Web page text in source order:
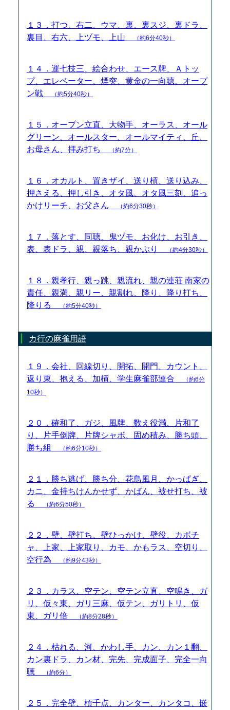
１３．打つ、右二、ウマ、裏、裏スジ、裏ドラ、
裏目、右六、上ヅモ、上山
（約6分40秒）
１４．運七技三、絵合わせ、エース牌、Ａトッ
プ、エレベーター、煙突、黄金の一向聴、オープ
ン戦
（約5分40秒）
１５．オープン立直、大物手、オーラス、オール
グリーン、オールスター、オールマイティ、丘、
お母さん、拝み打ち
（約7分）
１６．オカルト、置きザイ、送り槓、送り込み、
押さえる、押し引き、オタ風、オタ風三刻、追っ
かけリーチ、お父さん
（約6分30秒）
１７．落とす、同聴、鬼ヅモ、お化け、お引き、
表、表ドラ、親、親落ち、親かぶり
（約4分30秒）
１８．親孝行、親っ跳、親流れ、親の連荘 南家の
責任、親満、親リー、親割れ、降り、降り打ち、
降りる
（約5分40秒）
カ行の麻雀用語
１９．会社、回線切り、開拓、開門、カウント、
返り東、抱える、加槓、学生麻雀部連合
（約6分
10秒）
２０．確和了、ガジ、風牌、数え役満、片和了
り、片手倒牌、片牌シャボ、固め積み、勝ち頭、
勝ち組
（約6分10秒）
２１．勝ち逃げ、勝ち分、花鳥風月、かっぱぎ、
カニ、金持ちけんかせず、かばん、被せ打ち、被
る
（約6分50秒）
２２．壁、壁打ち、壁ひっかけ、壁役、カボチ
ャ、上家、上家取り、カモ、かもラス、空切り、
空行為
（約9分43秒）
２３．カラス、空テン、空テン立直、空鳴き、ガ
リ、仮々東、ガリ三麻、仮テン、ガリトリ、仮
東、ガリ倍
（約8分28秒）
２４．枯れる、河、かわし手、カン、カン１翻、
カン裏ドラ、カン材、完先、完成面子、完全一向
聴
（約6分）
２５．完全壁、槓千点、カンター、カンタコ、嵌